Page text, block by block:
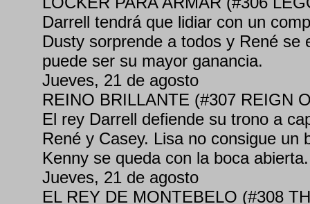
Darrell tendrá que lidiar con un
Dusty sorprende a todos y René se
puede ser su mayor ganancia.
Jueves, 21 de agosto
REINO BRILLANTE (#307 REIGN
El rey Darrell defiende su trono a
René y Casey. Lisa no consigue un
Kenny se queda con la boca abierta.
Jueves, 21 de agosto
EL REY DE MONTEBELO (#308